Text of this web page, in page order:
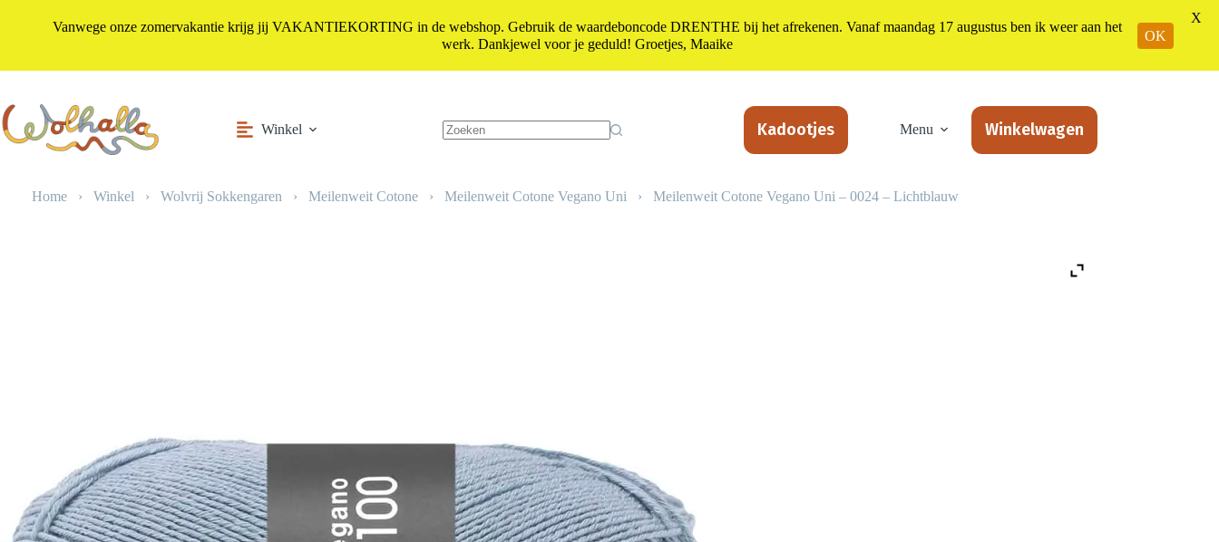
de
inhoud
Winkel
Kadootjes Menu Winkelwagen
Home › Winkel › Wolvrij Sokkengaren › Meilenweit Cotone › Meilenweit Cotone Vegano Uni › Meilenweit Cotone Vegano Uni – 0024 – Lichtblauw
Vanwege onze zomervakantie krijg jij VAKANTIEKORTING in de webshop. Gebruik de waardeboncode DRENTHE bij het afrekenen. Vanaf maandag 17 augustus ben ik weer aan het
werk. Dankjewel voor je geduld! Groetjes, Maaike
OK
X